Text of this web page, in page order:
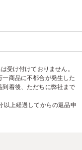
受け付けておりません。
商品に不都合が発生した
着後、ただちに弊社まで
以上経過してからの返品申